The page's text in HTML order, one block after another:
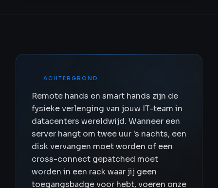
ACHTERGROND
Remote hands en smart hands zijn de
fysieke verlenging van jouw IT-team in
datacenters wereldwijd. Wanneer een
server hangt om twee uur 's nachts, een
disk vervangen moet worden of een
cross-connect gepatched moet
worden in een rack waar jij geen
toegangsbadge voor hebt, voeren onze